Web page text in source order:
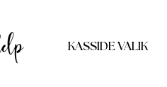
KASSIDE VALIK